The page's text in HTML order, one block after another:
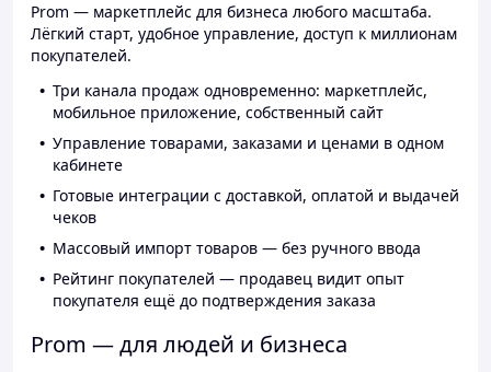
Prom — маркетплейс для бизнеса любого масштаба.
Лёгкий старт, удобное управление, доступ к миллионам
покупателей.
Три канала продаж одновременно: маркетплейс,
мобильное приложение, собственный сайт
Управление товарами, заказами и ценами в одном
кабинете
Готовые интеграции с доставкой, оплатой и выдачей
чеков
Массовый импорт товаров — без ручного ввода
Рейтинг покупателей — продавец видит опыт
покупателя ещё до подтверждения заказа
Prom — для людей и бизнеса